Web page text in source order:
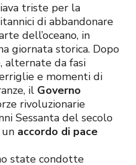
triste per la
di abbandonare
dell’oceano, in
giornata storica. Dopo
da fasi
e momenti di
il Governo
rivoluzionarie
Sessanta del secolo
accordo di pace
state condotte